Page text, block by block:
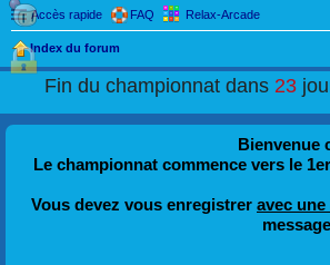
Accès rapide FAQ Relax-Arcade
Index du forum
Fin du championnat dans23
Bienvenue
Le championnat commence vers le
Vous devez vous enregistrer avec